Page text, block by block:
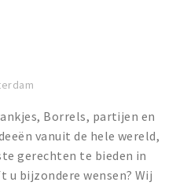
Borrels, partijen en
vanuit de hele wereld,
gerechten te bieden in
bijzondere wensen? Wij